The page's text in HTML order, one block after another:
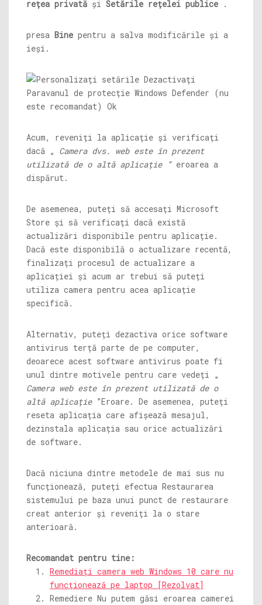
rețea privată și Setările rețelei publice .
presa Bine pentru a salva modificările și a
ieși.
Acum, reveniți la aplicație și verificați
dacă „ Camera dvs. web este în prezent
utilizată de o altă aplicație ”eroarea a
dispărut.
De asemenea, puteți să accesați Microsoft
Store și să verificați dacă există
actualizări disponibile pentru aplicație.
Dacă este disponibilă o actualizare recentă,
finalizați procesul de actualizare a
aplicației și acum ar trebui să puteți
utiliza camera pentru acea aplicație
specifică.
Alternativ, puteți dezactiva orice software
antivirus terță parte de pe computer,
deoarece acest software antivirus poate fi
unul dintre motivele pentru care vedeți „
Camera web este în prezent utilizată de o
altă aplicație”Eroare. De asemenea, puteți
reseta aplicația care afișează mesajul,
dezinstala aplicația sau orice actualizări
de software.
Dacă niciuna dintre metodele de mai sus nu
funcționează, puteți efectua Restaurarea
sistemului pe baza unui punct de restaurare
creat anterior și reveniți la o stare
anterioară.
Recomandat pentru tine:
Remediați camera web Windows 10 care nu
funcționează pe laptop [Rezolvat]
Remediere Nu putem găsi eroarea camerei